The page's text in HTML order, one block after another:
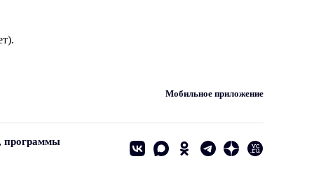
Мобильное приложение
программы